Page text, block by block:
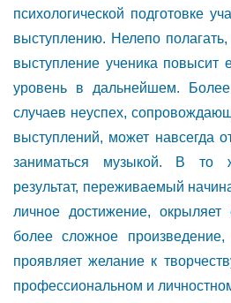
психологической подготовке
выступлению. Нелепо
выступление ученика повысит
уровень в дальнейшем.
случаев неуспех,
выступлений, может навсегда
заниматься музыкой. В то
результат, переживаемый
личное достижение,
более сложное произведение,
проявляет желание к
профессиональном и